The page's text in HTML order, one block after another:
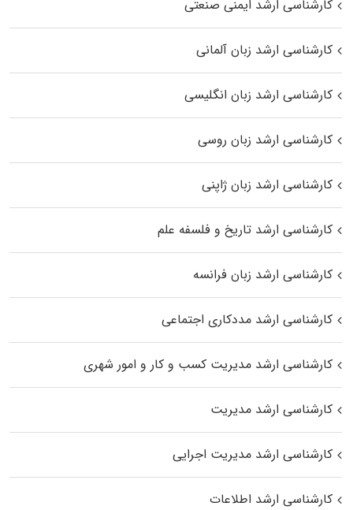
کارشناسی ارشد ایمنی صنعتی
کارشناسی ارشد زبان آلمانی
کارشناسی ارشد زبان انگلیسی
کارشناسی ارشد زبان روسی
کارشناسی ارشد زبان ژاپنی
کارشناسی ارشد تاریخ و فلسفه علم
کارشناسی ارشد زبان فرانسه
کارشناسی ارشد مددکاری اجتماعی
کارشناسی ارشد مدیریت کسب و کار و امور شهری
کارشناسی ارشد مدیریت
کارشناسی ارشد مدیریت اجرایی
کارشناسی ارشد اطلاعات